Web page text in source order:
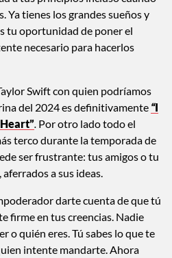
a tus principios incluso cuando
Ya tienes los grandes sueños y
tu oportunidad de poner el
necesario para hacerlos
Swift con quien podríamos
del 2024 es definitivamente
.Por otro lado todo el
terco durante la temporada de
ser frustrante: tus amigos o tu
darte cuenta de que tú
firme en tus creencias. Nadie
o quién eres. Tú sabes lo que te